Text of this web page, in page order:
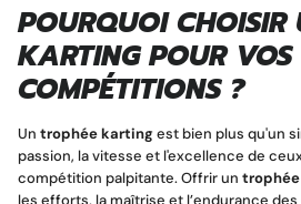
POURQUOI CHOISIR
KARTING POUR VOS
COMPÉTITIONS ?
Un trophée kartingest bien plus qu'un
passion, la vitesse et l'excellence de
compétition palpitante. Offrir un
les efforts, la maîtrise et l’endurance